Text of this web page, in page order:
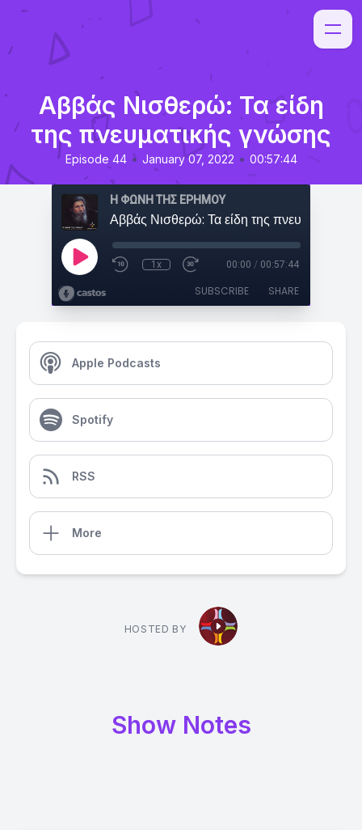
Αββάς Νισθερώ: Τα είδη
της πνευματικής γνώσης
Episode 44 • January 07, 2022 • 00:57:44
Η ΦΩΝΗ ΤΗΣ ΕΡΗΜΟΥ
1x 00:00 / 00:57:44
SUBSCRIBE SHARE
Apple Podcasts
Spotify
RSS
More
HOSTED BY
Show Notes